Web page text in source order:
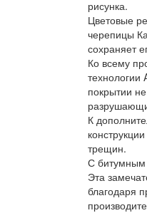
рисунка.
Цветовые
черепицы
сохраняет
Ко всему
технологии
покрытии
К
трещин.
С битумным
Эта
благодаря